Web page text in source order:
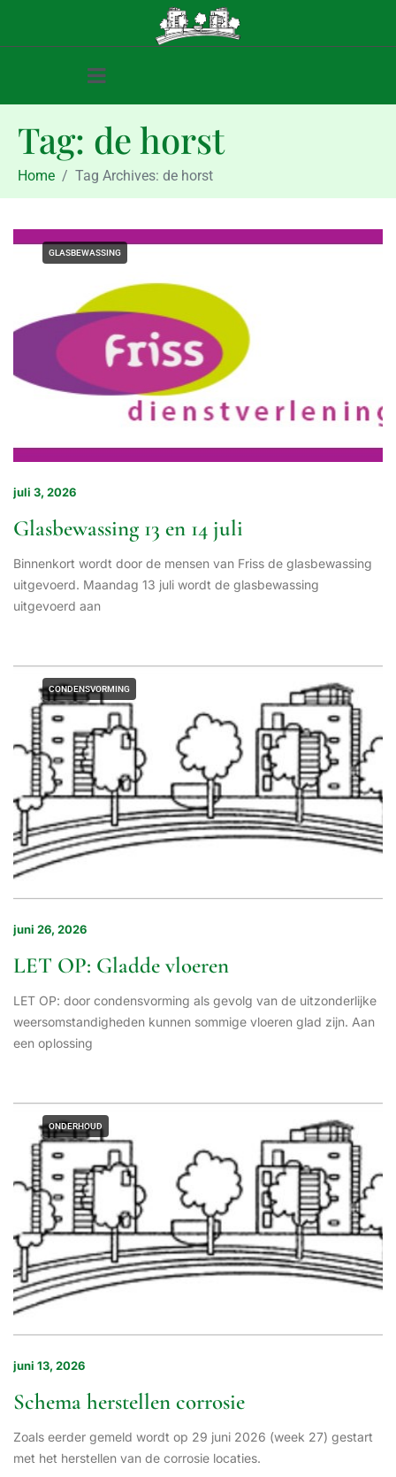
Tag: de horst
Home Tag Archives: de horst
GLASBEWASSING
juli 3, 2026
Glasbewassing 13 en 14 juli
Binnenkort wordt door de mensen van Friss de glasbewassing
uitgevoerd. Maandag 13 juli wordt de glasbewassing
uitgevoerd aan
CONDENSVORMING
juni 26, 2026
LET OP: Gladde vloeren
LET OP: door condensvorming als gevolg van de uitzonderlijke
weersomstandigheden kunnen sommige vloeren glad zijn. Aan
een oplossing
ONDERHOUD
juni 13, 2026
Schema herstellen corrosie
Zoals eerder gemeld wordt op 29 juni 2026 (week 27) gestart
met het herstellen van de corrosie locaties.